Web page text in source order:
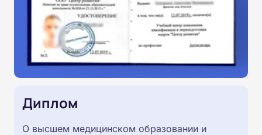
Диплом
О высшем медицинском образовании и